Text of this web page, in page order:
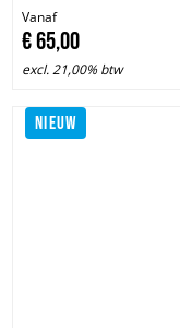
Vanaf
€65,00
excl. 21,00% btw
NIEUW